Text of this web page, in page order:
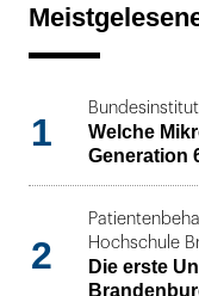
1
Welche
Generation
2
Hochschule
Die erste